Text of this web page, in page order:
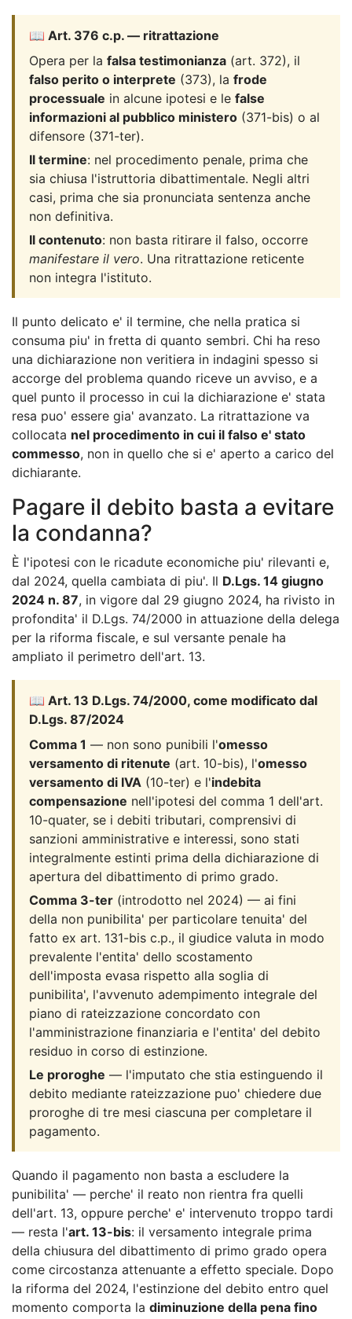
📖 Art. 376 c.p. — ritrattazione
Opera per la falsa testimonianza (art. 372), il
falso perito o interprete (373), la frode
processuale in alcune ipotesi e le false
informazioni al pubblico ministero (371-bis) o al
difensore (371-ter).
Il termine: nel procedimento penale, prima che
sia chiusa l'istruttoria dibattimentale. Negli altri
casi, prima che sia pronunciata sentenza anche
non definitiva.
Il contenuto: non basta ritirare il falso, occorre
manifestare il vero. Una ritrattazione reticente
non integra l'istituto.
Il punto delicato e' il termine, che nella pratica si
consuma piu' in fretta di quanto sembri. Chi ha reso
una dichiarazione non veritiera in indagini spesso si
accorge del problema quando riceve un avviso, e a
quel punto il processo in cui la dichiarazione e' stata
resa puo' essere gia' avanzato. La ritrattazione va
collocata nel procedimento in cui il falso e' stato
commesso, non in quello che si e' aperto a carico del
dichiarante.
Pagare il debito basta a evitare
la condanna?
È l'ipotesi con le ricadute economiche piu' rilevanti e,
dal 2024, quella cambiata di piu'. Il D.Lgs. 14 giugno
2024 n. 87, in vigore dal 29 giugno 2024, ha rivisto in
profondita' il D.Lgs. 74/2000 in attuazione della delega
per la riforma fiscale, e sul versante penale ha
ampliato il perimetro dell'art. 13.
📖 Art. 13 D.Lgs. 74/2000, come modificato dal
D.Lgs. 87/2024
Comma 1 — non sono punibili l'omesso
versamento di ritenute (art. 10-bis), l'omesso
versamento di IVA (10-ter) e l'indebita
compensazione nell'ipotesi del comma 1 dell'art.
10-quater, se i debiti tributari, comprensivi di
sanzioni amministrative e interessi, sono stati
integralmente estinti prima della dichiarazione di
apertura del dibattimento di primo grado.
Comma 3-ter (introdotto nel 2024) — ai fini
della non punibilita' per particolare tenuita' del
fatto ex art. 131-bis c.p., il giudice valuta in modo
prevalente l'entita' dello scostamento
dell'imposta evasa rispetto alla soglia di
punibilita', l'avvenuto adempimento integrale del
piano di rateizzazione concordato con
l'amministrazione finanziaria e l'entita' del debito
residuo in corso di estinzione.
Le proroghe — l'imputato che stia estinguendo il
debito mediante rateizzazione puo' chiedere due
proroghe di tre mesi ciascuna per completare il
pagamento.
Quando il pagamento non basta a escludere la
punibilita' — perche' il reato non rientra fra quelli
dell'art. 13, oppure perche' e' intervenuto troppo tardi
— resta l'art. 13-bis: il versamento integrale prima
della chiusura del dibattimento di primo grado opera
come circostanza attenuante a effetto speciale. Dopo
la riforma del 2024, l'estinzione del debito entro quel
momento comporta la diminuzione della pena fino